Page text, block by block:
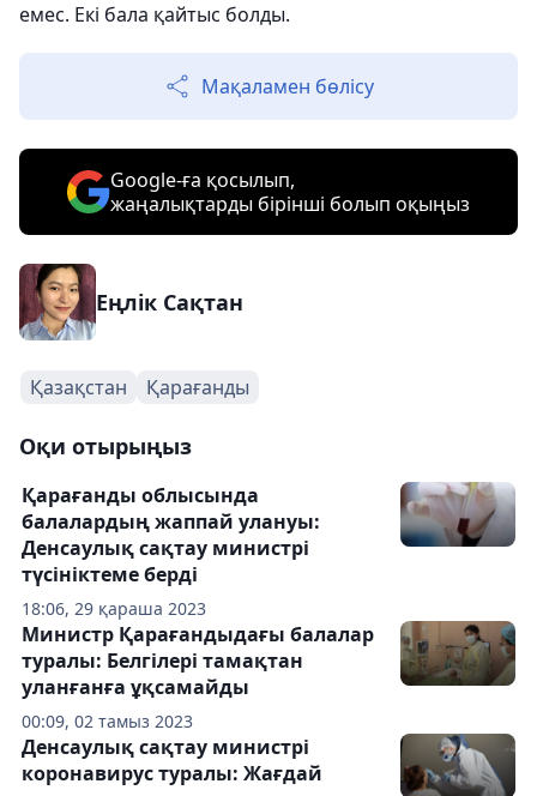
емес. Екі бала қайтыс болды.
Мақаламен бөлісу
Google-ға қосылып,
жаңалықтарды бірінші болып оқыңыз
Еңлік Сақтан
Қазақстан Қарағанды
Оқи отырыңыз
18:06, 29 қараша 2023
Қарағанды облысында
балалардың жаппай улануы:
Денсаулық сақтау министрі
түсініктеме берді
00:09, 02 тамыз 2023
Министр Қарағандыдағы балалар
туралы: Белгілері тамақтан
уланғанға ұқсамайды
Денсаулық сақтау министрі
коронавирус туралы: Жағдай